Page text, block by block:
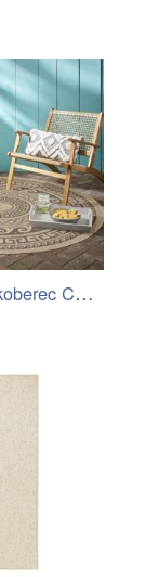
Vopi Kusový koberec Comilla 0887 black,…